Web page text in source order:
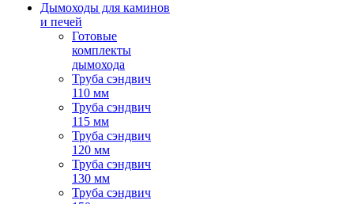
Дымоходы для каминов
и печей
Готовые
комплекты
дымохода
Труба сэндвич
110 мм
Труба сэндвич
115 мм
Труба сэндвич
120 мм
Труба сэндвич
130 мм
Труба сэндвич